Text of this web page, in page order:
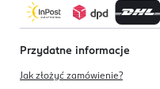
Przydatne informacje
Jak złożyć zamówienie?